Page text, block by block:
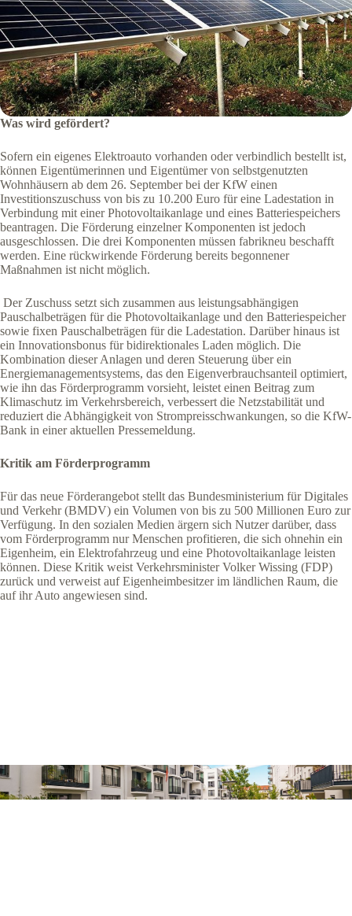
Was wird gefördert?
Sofern ein eigenes Elektroauto vorhanden oder verbindlich bestellt ist,
können Eigentümerinnen und Eigentümer von selbstgenutzten
Wohnhäusern ab dem 26. September bei der KfW einen
Investitionszuschuss von bis zu 10.200 Euro für eine Ladestation in
Verbindung mit einer Photovoltaikanlage und eines Batteriespeichers
beantragen. Die Förderung einzelner Komponenten ist jedoch
ausgeschlossen. Die drei Komponenten müssen fabrikneu beschafft
werden. Eine rückwirkende Förderung bereits begonnener
Maßnahmen ist nicht möglich.
Der Zuschuss setzt sich zusammen aus leistungsabhängigen
Pauschalbeträgen für die Photovoltaikanlage und den Batteriespeicher
sowie fixen Pauschalbeträgen für die Ladestation. Darüber hinaus ist
ein Innovationsbonus für bidirektionales Laden möglich. Die
Kombination dieser Anlagen und deren Steuerung über ein
Energiemanagementsystems, das den Eigenverbrauchsanteil optimiert,
wie ihn das Förderprogramm vorsieht, leistet einen Beitrag zum
Klimaschutz im Verkehrsbereich, verbessert die Netzstabilität und
reduziert die Abhängigkeit von Strompreisschwankungen, so die KfW-
Bank in einer aktuellen Pressemeldung.
Kritik am Förderprogramm
Für das neue Förderangebot stellt das Bundesministerium für Digitales
und Verkehr (BMDV) ein Volumen von bis zu 500 Millionen Euro zur
Verfügung. In den sozialen Medien ärgern sich Nutzer darüber, dass
vom Förderprogramm nur Menschen profitieren, die sich ohnehin ein
Eigenheim, ein Elektrofahrzeug und eine Photovoltaikanlage leisten
können. Diese Kritik weist Verkehrsminister Volker Wissing (FDP)
zurück und verweist auf Eigenheimbesitzer im ländlichen Raum, die
auf ihr Auto angewiesen sind.